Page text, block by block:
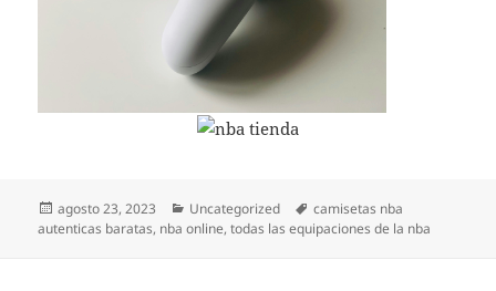
Publicado
el
agosto 23, 2023 Categorías
Uncategorized Etiquetas
camisetas nba
autenticas baratas, nba online,todas las equipaciones de la nba